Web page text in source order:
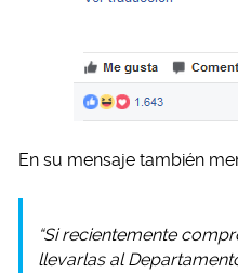
En su mensaje también
“Si recientemente
llevarlas al